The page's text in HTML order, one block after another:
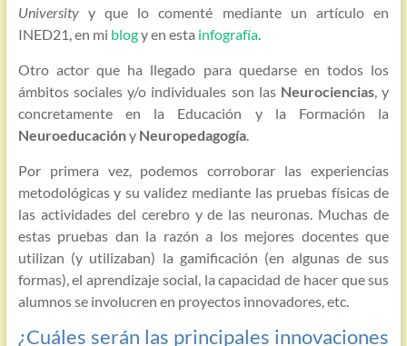
Universityy que lo comenté mediante un artículo en
INED21, en mi blogy en esta infografía.
Otro actor que ha llegado para quedarse en todos los
ámbitos sociales y/o individuales son las Neurociencias, y
concretamente en la Educación y la Formación la
Neuroeducacióny Neuropedagogía.
Por primera vez, podemos corroborar las experiencias
metodológicas y su validez mediante las pruebas físicas de
las actividades del cerebro y de las neuronas. Muchas de
estas pruebas dan la razón a los mejores docentes que
utilizan (y utilizaban) la gamificación (en algunas de sus
formas), el aprendizaje social, la capacidad de hacer que sus
alumnos se involucren en proyectos innovadores, etc.
¿Cuáles serán las principales innovaciones